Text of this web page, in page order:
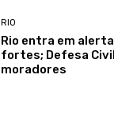
RIO
Rio entra em
fortes; Defesa
moradores